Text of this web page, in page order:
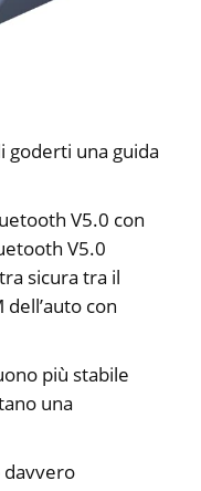
goderti una guida
V5.0 con
V5.0
sicura tra il
con
più stabile
una